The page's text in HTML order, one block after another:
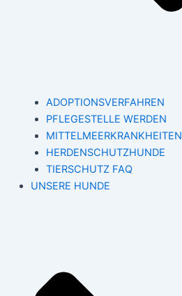
ADOPTIONSVERFAHREN
PFLEGESTELLE WERDEN
MITTELMEERKRANKHEITEN
HERDENSCHUTZHUNDE
TIERSCHUTZ FAQ
UNSERE HUNDE